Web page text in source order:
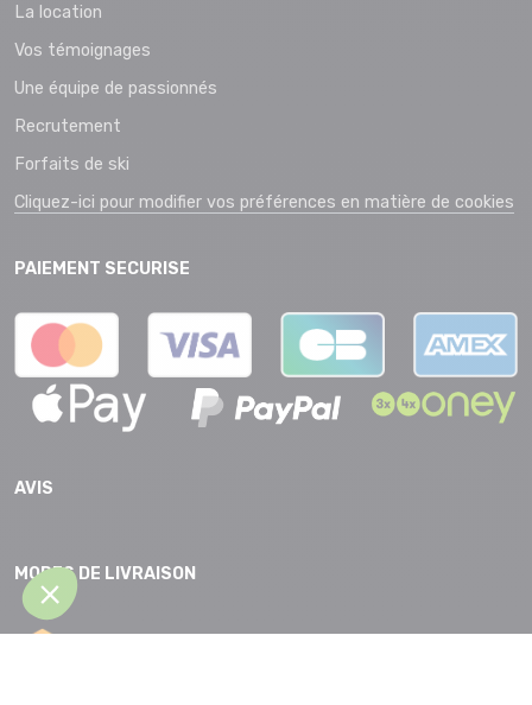
La location
Vos témoignages
Une équipe de passionnés
Recrutement
Forfaits de ski
Cliquez-ici pour modifier vos préférences en matière de cookies
PAIEMENT SECURISE
AVIS
MODES DE LIVRAISON